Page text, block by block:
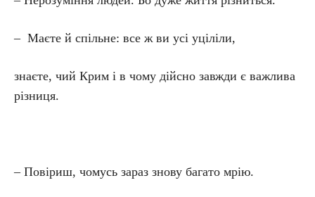
– Маєте й спільне: все ж ви усі уціліли,
знаєте, чий Крим і в чому дійсно завжди є важлива
різниця.
– Повіриш, чомусь зараз знову багато мрію.